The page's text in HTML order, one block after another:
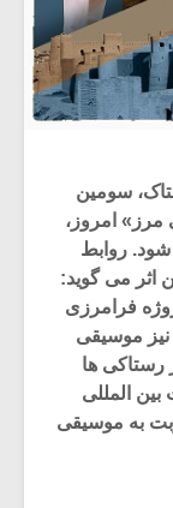
سومین
امروز،
می‌ شود. روابط
اثر می گوید:
فرامرزی
موسیقی
رستاکی ها
بین المللی
به موسیقی